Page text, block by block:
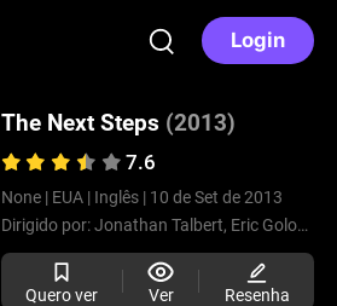
Login
The Next Steps (2013)
7.6
None | EUA | Inglês | 10 de Set de 2013
Dirigido por:Jonathan Talbert, Eric Golowski,
Quero ver Ver Resenha